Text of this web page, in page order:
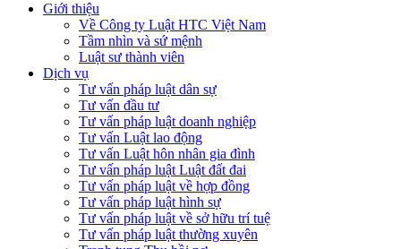
Giới thiệu
Về Công ty Luật HTC Việt Nam
Tầm nhìn và sứ mệnh
Luật sư thành viên
Dịch vụ
Tư vấn pháp luật dân sự
Tư vấn đầu tư
Tư vấn pháp luật doanh nghiệp
Tư vấn Luật lao động
Tư vấn Luật hôn nhân gia đình
Tư vấn pháp luật Luật đất đai
Tư vấn pháp luật về hợp đồng
Tư vấn pháp luật hình sự
Tư vấn pháp luật về sở hữu trí tuệ
Tư vấn pháp luật thường xuyên